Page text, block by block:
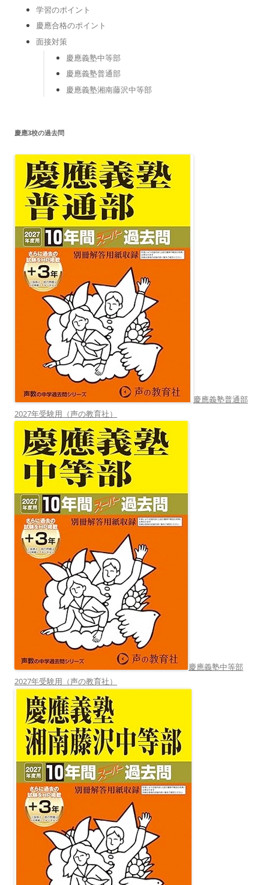
学習のポイント
慶應合格のポイント
面接対策
慶應義塾中等部
慶應義塾普通部
慶應義塾湘南藤沢中等部
慶應3校の過去問
慶應義塾普通部
2027年受験用（声の教育社）
慶應義塾中等部
2027年受験用（声の教育社）